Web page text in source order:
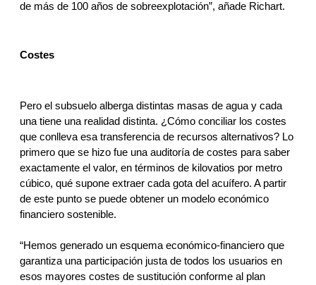
de más de 100 años de sobreexplotación”, añade Richart.
Costes
Pero el subsuelo alberga distintas masas de agua y cada
una tiene una realidad distinta. ¿Cómo conciliar los costes
que conlleva esa transferencia de recursos alternativos? Lo
primero que se hizo fue una auditoría de costes para saber
exactamente el valor, en términos de kilovatios por metro
cúbico, qué supone extraer cada gota del acuífero. A partir
de este punto se puede obtener un modelo económico
financiero sostenible.
“Hemos generado un esquema económico-financiero que
garantiza una participación justa de todos los usuarios en
esos mayores costes de sustitución conforme al plan